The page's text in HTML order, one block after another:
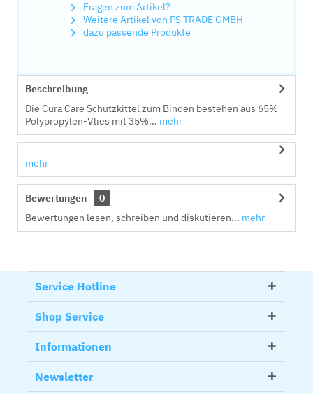
Fragen zum Artikel?
Weitere Artikel von PS TRADE GMBH
dazu passende Produkte
Beschreibung
Die Cura Care Schutzkittel zum Binden bestehen aus 65%
Polypropylen-Vlies mit 35%... mehr
mehr
Bewertungen
0
Bewertungen lesen, schreiben und diskutieren... mehr
Service Hotline
Shop Service
Informationen
Newsletter